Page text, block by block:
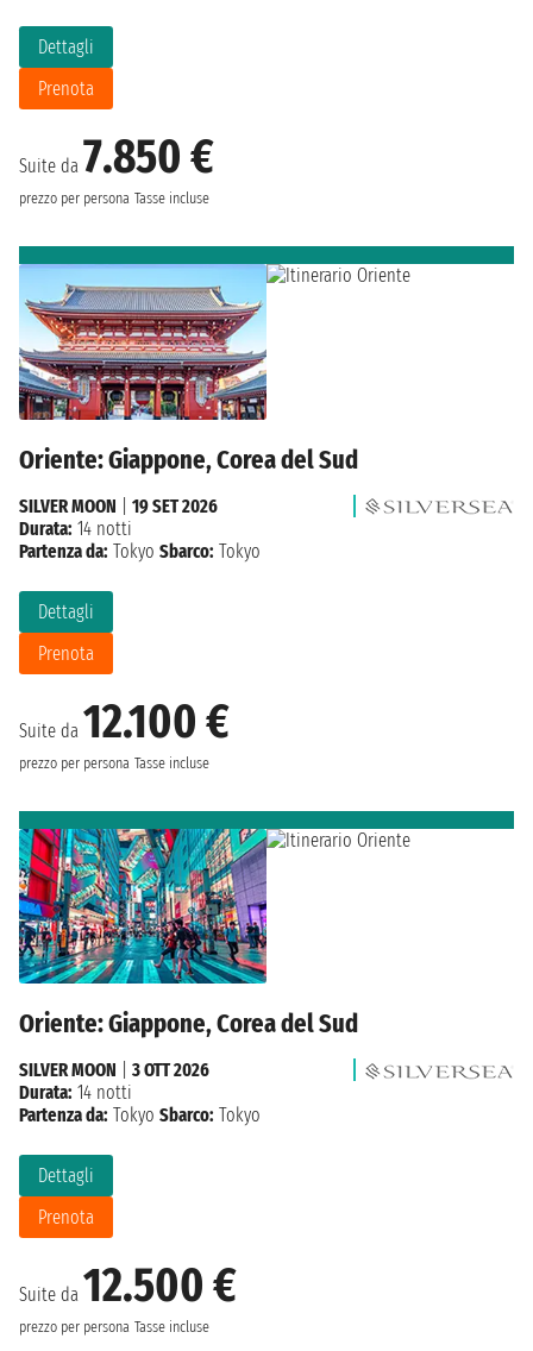
Suite da 7.850 €
prezzo per persona Tasse incluse
Dettagli
Prenota
Oriente: Giappone, Corea del Sud
Suite da 12.100 €
prezzo per persona Tasse incluse
Dettagli
Prenota
SILVER MOON
19 SET 2026
Durata: 14 notti
Partenza da: Tokyo Sbarco: Tokyo
Oriente: Giappone, Corea del Sud
Suite da 12.500 €
prezzo per persona Tasse incluse
Dettagli
Prenota
SILVER MOON
3 OTT 2026
Durata: 14 notti
Partenza da: Tokyo Sbarco: Tokyo